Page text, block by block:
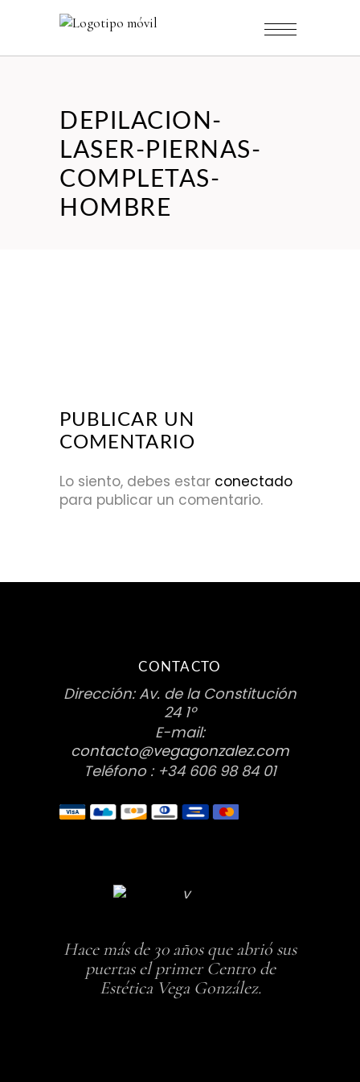
DEPILACION-
LASER-PIERNAS-
COMPLETAS-
HOMBRE
PUBLICAR UN
COMENTARIO
Lo siento, debes estar conectado
para publicar un comentario.
CONTACTO
Dirección: Av. de la Constitución
24 1º
E-mail:
contacto@vegagonzalez.com
Teléfono : +34 606 98 84 01
Hace más de 30 años que abrió sus
puertas el primer Centro de
Estética Vega González.